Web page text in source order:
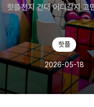
핫플천지 건대 어디갈지 고
핫플
2026-05-18